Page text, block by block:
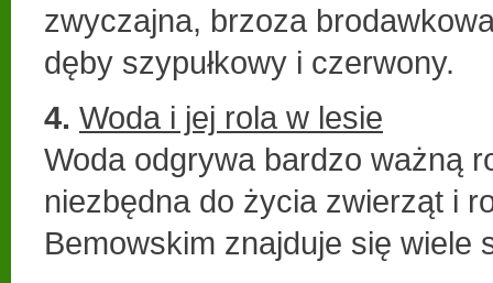
zwyczajna, brzoza
dęby szypułkowy i czerwony.
4. Woda i jej rola w lesie
Woda odgrywa bardzo ważną
niezbędna do życia zwierząt i
Bemowskim znajduje się wiele